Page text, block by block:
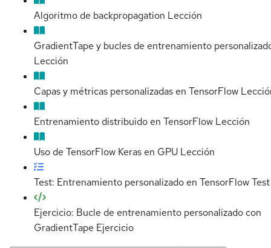
Algoritmo de backpropagation Lección
GradientTape y bucles de entrenamiento
Lección
Capas y métricas personalizadas en TensorFlow
Entrenamiento distribuido en TensorFlow Lección
Uso de TensorFlow Keras en GPU Lección
Test: Entrenamiento personalizado en TensorFlowTest
Ejercicio: Bucle de entrenamiento personalizado con
GradientTape Ejercicio